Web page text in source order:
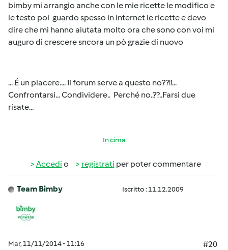
bimby mi arrangio anche con le mie ricette le modifico e
le testo poi guardo spesso in internet le ricette e devo
dire che mi hanno aiutata molto ora che sono con voi mi
auguro di crescere sncora un pò grazie di nuovo
... É un piacere.... Il forum serve a questo no??!!...
Confrontarsi... Condividere.. Perché no..??..Farsi due
risate...
In cima
Accedi o registrati per poter commentare
Team Bimby Iscritto : 11.12.2009
Mar, 11/11/2014 - 11:16
#20